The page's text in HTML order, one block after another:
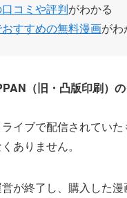
コミや評判がわかる
すすめの無料漫画がわ
（旧・凸版印刷）
イブで配信されてい
ありません。
が終了し、購入した